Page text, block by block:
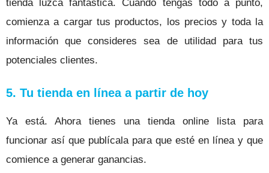
tienda luzca fantástica. Cuando tengas todo a punto,
comienza a cargar tus productos, los precios y toda la
información que consideres sea de utilidad para tus
potenciales clientes.
5. Tu tienda en línea a partir de hoy
Ya está. Ahora tienes una tienda online lista para
funcionar así que publícala para que esté en línea y que
comience a generar ganancias.